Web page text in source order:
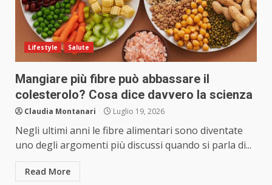
Lifestyle Salute
Mangiare più fibre può abbassare il
colesterolo? Cosa dice davvero la scienza
Claudia Montanari Luglio 19, 2026
Negli ultimi anni le fibre alimentari sono diventate
uno degli argomenti più discussi quando si parla di...
Read More